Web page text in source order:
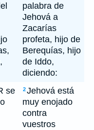
palabra de
Jehová a
Zacarías
profeta, hijo de
Berequías, hijo
de Iddo,
diciendo:
se
2Jehová está
muy enojado
contra
vuestros